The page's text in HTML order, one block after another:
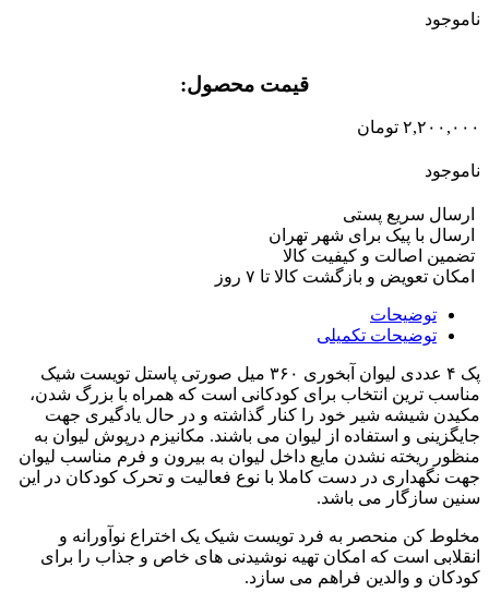
ناموجود
قیمت محصول:​
۲,۲۰۰,۰۰۰ تومان
ناموجود
ارسال سریع پستی
ارسال با پیک برای شهر تهران
تضمین اصالت و کیفیت کالا
امکان تعویض و بازگشت کالا تا ۷ روز
توضیحات
توضیحات تکمیلی
پک ۴ عددی لیوان آبخوری ۳۶۰ میل صورتی پاستل تویست شیک
مناسب ترین انتخاب برای کودکانی است که همراه با بزرگ شدن،
مکیدن شیشه شیر خود را کنار گذاشته و در حال یادگیری جهت
جایگزینی و استفاده از لیوان می باشند. مکانیزم درپوش لیوان به
منظور ریخته نشدن مایع داخل لیوان به بیرون و فرم مناسب لیوان
جهت نگهداری در دست کاملا با نوع فعالیت و تحرک کودکان در این
سنین سازگار می باشد.
مخلوط کن منحصر به فرد تویست شیک یک اختراع نوآورانه و
انقلابی است که امکان تهیه نوشیدنی های خاص و جذاب را برای
کودکان و والدین فراهم می سازد.